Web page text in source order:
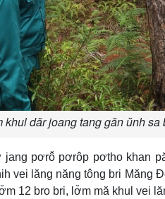
khul dăr joang tang găn ŭnh sa
jang pơrô̆ pơrôp pơtho khan
vei lăng năng tông bri Măng
12 bro bri, lơ̆m mă khul vei